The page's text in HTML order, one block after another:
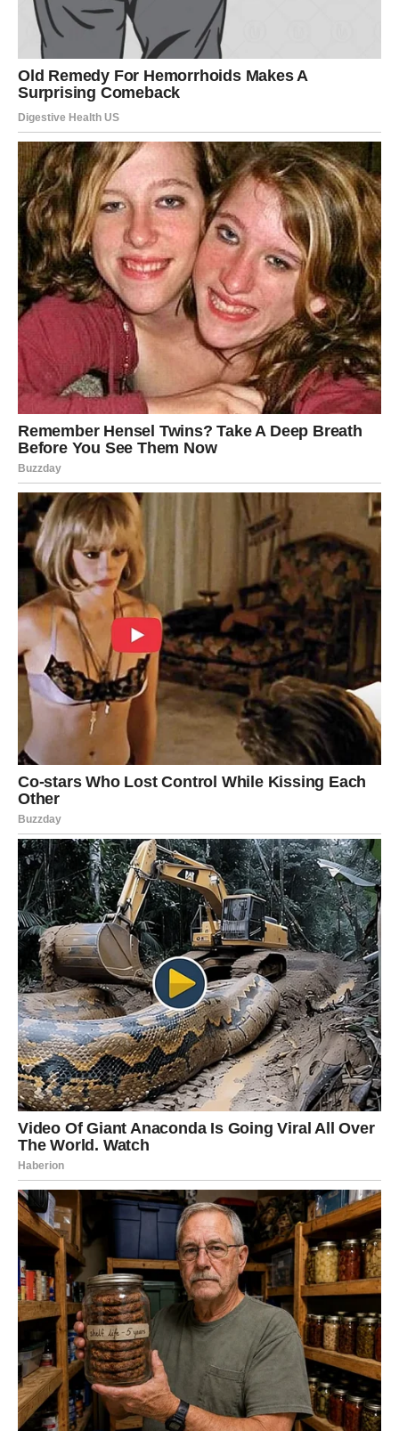
Priprema Bešamela
U manjem loncu otopite maslac na srednjoj vatri.
Umiješajte brašno pjenjačom i kuhajte 1 minutu dok ne
dobijete glatku smjesu (roux).
Postepeno dodajte mlijeko uz stalno miješanje kako
biste izbegli grudice.
Kuhajte dok umak ne postane gust. Začinite solju,
paprom i prstohvatom muškatnog oraščića.
4.Sastavljanje i Pečenje
Zagrijte pećnicu na 180°C (355°F).
Namažite posudu za pečenje maslacem ili uljem.
Na dno posude stavite sloj kuhane tjestenine.
Prelijte tjesteninu mesnim umakom i ravnomerno ga
rasporedite.
Preko umaka prelijte bešamel.
Na kraju pospite naribanu mozzarellu.
Pecite u pećnici 30 minuta, ili dok sir ne postane
zlatno-smeđ i pjenušav.
Posluživanje
Ostavite jelo da odstoji 5–10 minuta pre sečenja.
Poslužite uzzelenu salatuikruh s češnjakomza
osvežavajući kontrast.
Za vrhunsko iskustvo, uparite obrok s čašom crnog
vina, poput Chiantija ili Merlota.
Zaključak
Zapečena tjestenina je klasik koji osvaja na prvi zalogaj.
Bogatstvo ukusa mesa i povrća, kremasta tekstura
bešamela i neodoljiva mozzarella učiniće ovo jelo
nezaboravnim. Pripremite ga već danas i doživite čaroliju
italijanske kuhinje!
PREUZMITE BESPLATNO!
⋆ KNJIGA SA RECEPTIMA ⋆
Upiši svoj email i preuzmi BESPLATNU
knjigu s receptima! Uživaj u jednostavnim
i ukusnim jelima koja će osvojiti tvoje
najdraže.